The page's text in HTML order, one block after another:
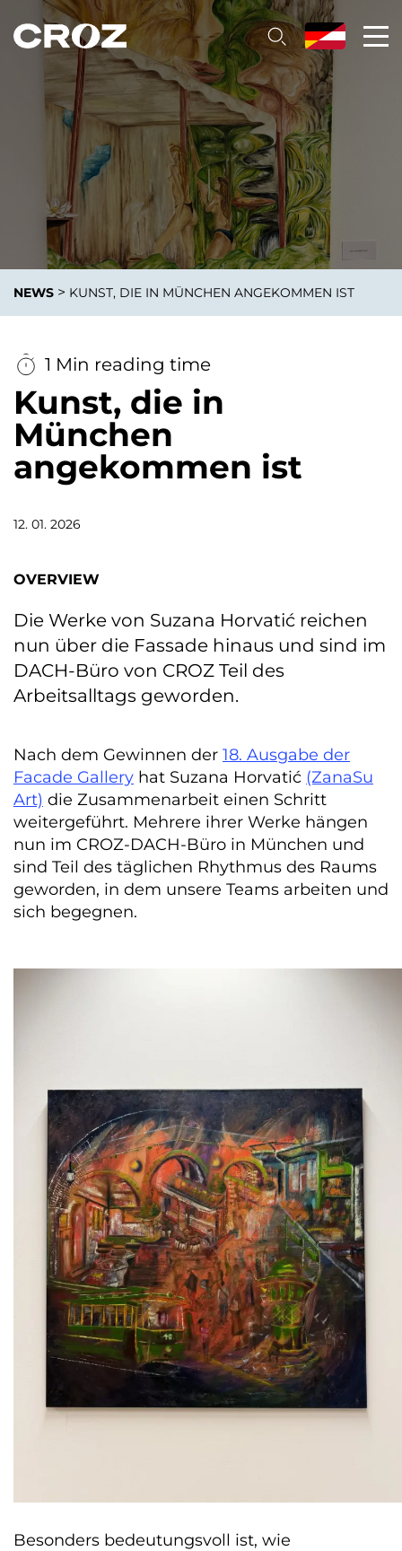
NEWS > KUNST, DIE IN MÜNCHEN ANGEKOMMEN IST
1 Min reading time
Kunst, die in
München
angekommen ist
12. 01. 2026
OVERVIEW
Die Werke von Suzana Horvatić reichen
nun über die Fassade hinaus und sind im
DACH-Büro von CROZ Teil des
Arbeitsalltags geworden.
Nach dem Gewinnen der 18. Ausgabe der
Facade Gallery hat Suzana Horvatić (ZanaSu
Art) die Zusammenarbeit einen Schritt
weitergeführt. Mehrere ihrer Werke hängen
nun im CROZ-DACH-Büro in München und
sind Teil des täglichen Rhythmus des Raums
geworden, in dem unsere Teams arbeiten und
sich begegnen.
Besonders bedeutungsvoll ist, wie